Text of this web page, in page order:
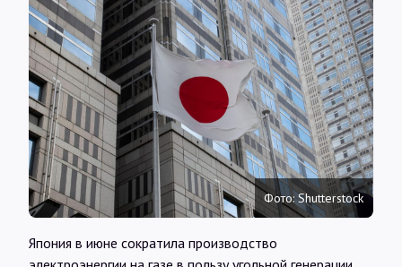
Обзоры
Интервью
Карты
О нас
Фото: Shutterstock
Япония в июне сократила производство